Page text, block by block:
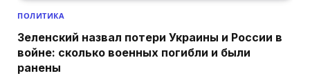
ПОЛИТИКА
Зеленский назвал потери Украины и России в
войне: сколько военных погибли и были
ранены